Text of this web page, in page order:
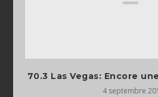
70.3 Las Vegas: Encore
4 septembre